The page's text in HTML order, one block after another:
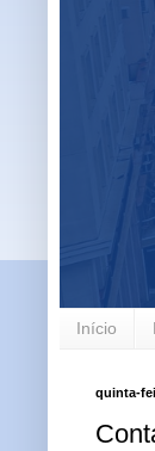
Início
quinta-